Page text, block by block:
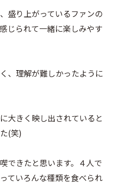
盛り上がっているファンの
じられて一緒に楽しみやす
、理解が難しかったように
大きく映し出されていると
(笑)
できたと思います。４人で
ていろんな種類を食べられ